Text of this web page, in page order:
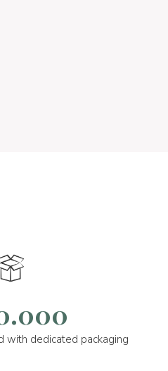
with dedicated packaging